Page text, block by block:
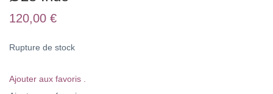
120,00 €
Rupture de stock
Ajouter aux favoris .